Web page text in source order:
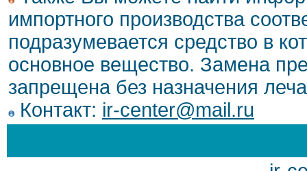
импортного производства
подразумевается средство в
основное вещество. Замена
запрещена без назначения
Контакт: ir-center@mail.ru